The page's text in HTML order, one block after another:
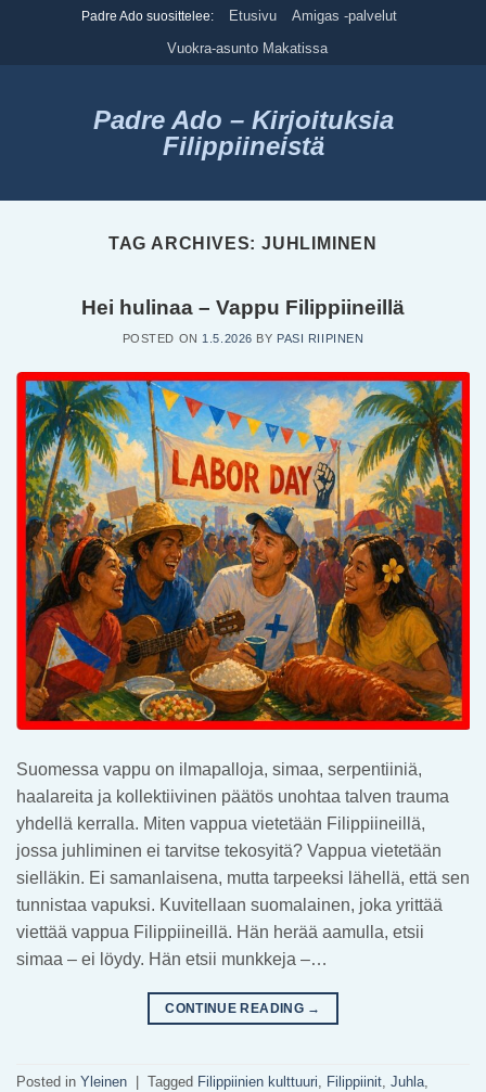
Padre Ado suosittelee: Etusivu
Amigas -palvelut
Vuokra-asunto Makatissa
Padre Ado – Kirjoituksia
Filippiineistä
TAG ARCHIVES:JUHLIMINEN
Hei hulinaa – Vappu Filippiineillä
POSTED ON 1.5.2026 BY PASI RIIPINEN
Suomessa vappu on ilmapalloja, simaa, serpentiiniä,
haalareita ja kollektiivinen päätös unohtaa talven trauma
yhdellä kerralla. Miten vappua vietetään Filippiineillä,
jossa juhliminen ei tarvitse tekosyitä? Vappua vietetään
sielläkin. Ei samanlaisena, mutta tarpeeksi lähellä, että sen
tunnistaa vapuksi. Kuvitellaan suomalainen, joka yrittää
viettää vappua Filippiineillä. Hän herää aamulla, etsii
simaa – ei löydy. Hän etsii munkkeja –…
CONTINUE READING →
Posted in Yleinen Tagged Filippiinien kulttuuri, Filippiinit, Juhla,